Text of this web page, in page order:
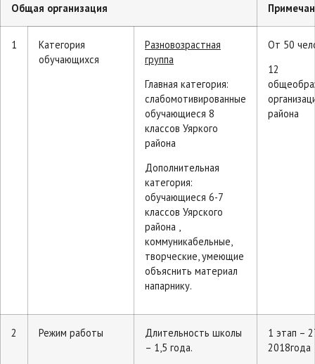
Общая организация
1
Категория
обучающихся
Разновозрастная
группа
Главная категория:
слабомотивированные
обучающиеся 8
классов Уяркого
района
Дополнительная
категория:
обучающиеся 6-7
классов Уярского
района ,
коммуникабельные,
творческие, умеющие
объяснить материал
напарнику.
От 50
12
района
2 Режим работы
Длительность школы
– 1,5 года.
1 этап –
2018года